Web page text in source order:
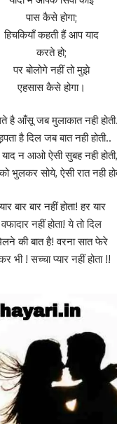
पास कैसे होगा;
हिचकियाँ कहती हैं आप याद
करते हो;
पर बोलोगे नहीं तो मुझे
एहसास कैसे होगा।
है आँसू जब मुलाकात नही
है दिल जब बात नही होती..
न आओ ऐसी सुबह नही होती,
भुलकर सोये, ऐसी रात नही
बार बार नहीं होता! हर यार
वफादार नहीं होता! ये तो दिल
की बात है! वरना सात फेरे
भी ! सच्चा प्यार नहीं होता !!